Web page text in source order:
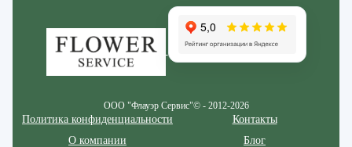
ООО "Флауэр Сервис"© - 2012-2026
Политика конфиденциальности
О компании
Контакты
Блог